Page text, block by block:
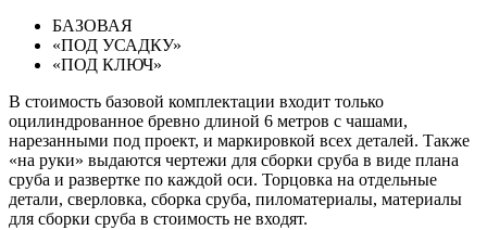
БАЗОВАЯ
«ПОД УСАДКУ»
«ПОД КЛЮЧ»
В стоимость базовой комплектации входит только
оцилиндрованное бревно длиной 6 метров с чашами,
нарезанными под проект, и маркировкой всех деталей. Также
«на руки» выдаются чертежи для сборки сруба в виде плана
сруба и развертке по каждой оси. Торцовка на отдельные
детали, сверловка, сборка сруба, пиломатериалы, материалы
для сборки сруба в стоимость не входят.